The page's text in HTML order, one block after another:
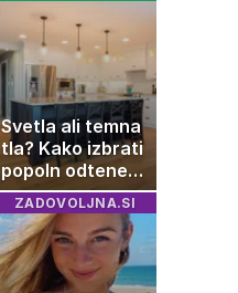
Svetla ali temna
tla? Kako izbrati
popoln odtenek
za vaš dom
ZADOVOLJNA.SI